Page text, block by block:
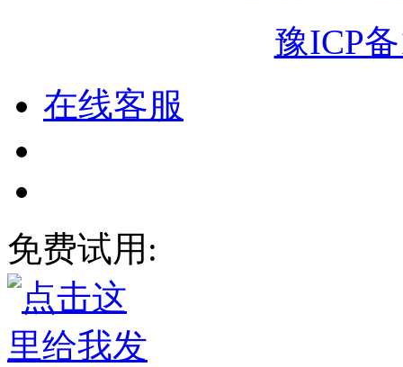
豫ICP
在线客服
免费试用: